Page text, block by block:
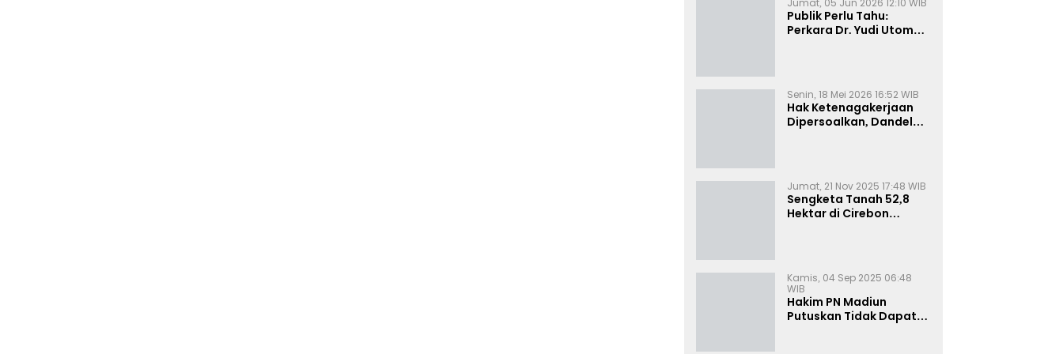
Jumat, 05 Jun 2026 12:10 WIB
Publik Perlu Tahu:
Perkara Dr. Yudi Utomo
Resmi
Senin, 18 Mei 2026 16:52 WIB
Hak Ketenagakerjaan
Dipersoalkan, Dandel
Jumat, 21 Nov 2025 17:48 WIB
Sengketa Tanah 52,8
Hektar di Cirebon
Kamis, 04 Sep 2025 06:48
WIB
Hakim PN Madiun
Putuskan Tidak Dapat